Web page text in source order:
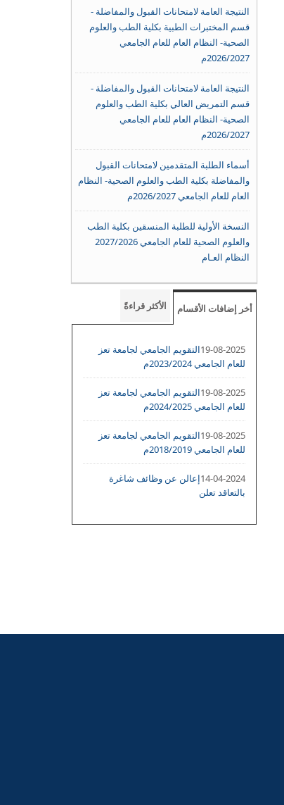
النتيجة العامة لامتحانات القبول والمفاضلة -
قسم المختبرات الطبية بكلية الطب والعلوم
الصحية- النظام العام للعام الجامعي
2026/2027م
النتيجة العامة لامتحانات القبول والمفاضلة -
قسم التمريض العالي بكلية الطب والعلوم
الصحية- النظام العام للعام الجامعي
2026/2027م
أسماء الطلبة المتقدمين لامتحانات القبول
والمفاضلة بكلية الطب والعلوم الصحية- النظام
العام للعام الجامعي 2026/2027م
النسخة الأولية للطلبة المنسقين بكلية الطب
والعلوم الصحية للعام الجامعي 2027/2026
النظام العـام
أخر إضافات الأقسام الأكثر قراءةً
19-08-2025التقويم الجامعي لجامعة تعز
للعام الجامعي 2023/2024م
19-08-2025التقويم الجامعي لجامعة تعز
للعام الجامعي 2024/2025م
19-08-2025التقويم الجامعي لجامعة تعز
للعام الجامعي 2018/2019م
14-04-2024إعالن عن وظائف شاغرة
بالتعاقد تعلن